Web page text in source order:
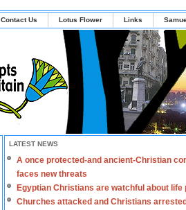
Contact Us Lotus Flower Links
LATEST NEWS
A once protected-and ancient-Christian
faces new threats
Egyptian Christians are watchful about life
Churches attacked and Christians